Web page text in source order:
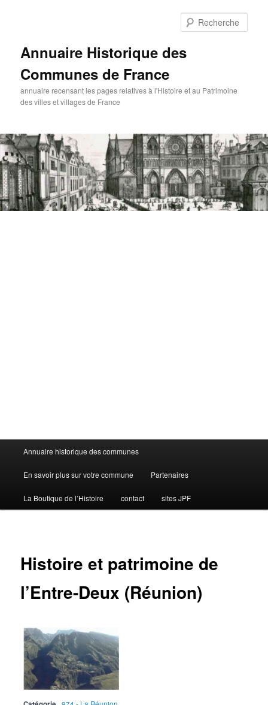
Annuaire Historique des
Communes de France
annuaire recensant les pages relatives à l'Histoire et au Patrimoine
des villes et villages de France
Menu
principal
Annuaire historique des communes
En savoir plus sur votre commune Partenaires
La Boutique de l’Histoire contact sites JPF
Histoire et patrimoine de
l’Entre-Deux (Réunion)